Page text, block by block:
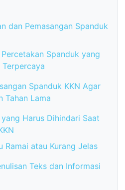
dan Pemasangan Spanduk
Spanduk yang
Spanduk KKN Agar
Tahan Lama
Harus Dihindari Saat
Ramai atau Kurang Jelas
Teks dan Informasi